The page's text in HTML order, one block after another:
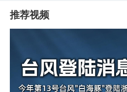
推荐视频